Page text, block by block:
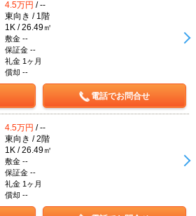
4.5万円 / --
東向き / 1階
1K / 26.49㎡
敷金 --
保証金 --
礼金 1ヶ月
償却 --
電話でお問合せ
4.5万円 / --
東向き / 2階
1K / 26.49㎡
敷金 --
保証金 --
礼金 1ヶ月
償却 --